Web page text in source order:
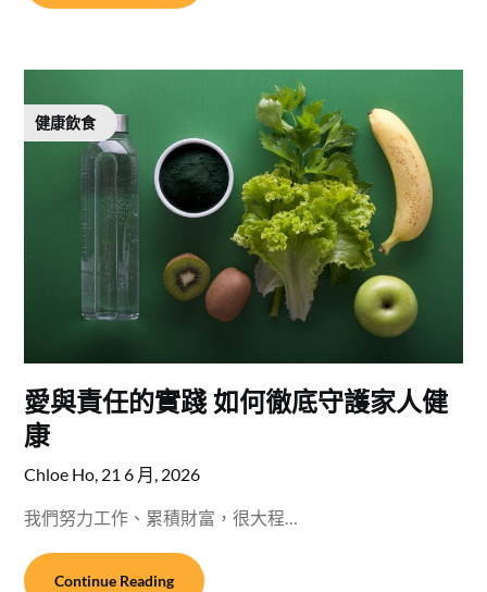
健康飲食
愛與責任的實踐 如何徹底守護家人健
康
Chloe Ho, 21 6 月, 2026
我們努力工作、累積財富，很大程…
Continue Reading